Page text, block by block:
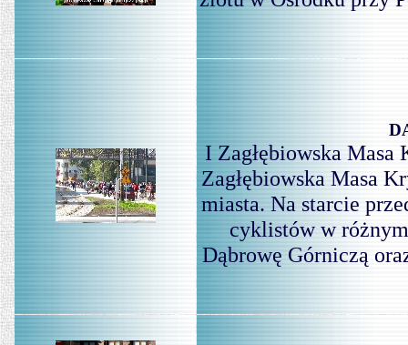
I Zagłębiowska
Zagłębiowska Masa
miasta. Na starcie
cyklistów w
Dąbrowę Górniczą